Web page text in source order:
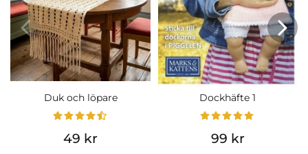
Duk och löpare
49 kr
Dockhäfte 1
99 kr